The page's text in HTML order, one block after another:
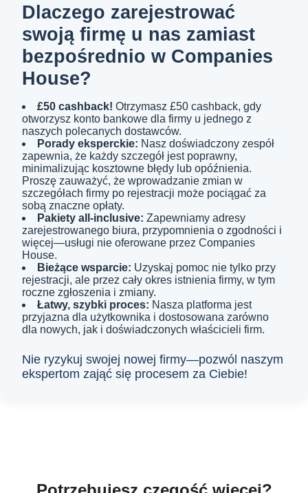
Dlaczego zarejestrować
swoją firmę u nas zamiast
bezpośrednio w Companies
House?
£50 cashback! Otrzymasz £50 cashback, gdy
otworzysz konto bankowe dla firmy u jednego z
naszych polecanych dostawców.
Porady eksperckie: Nasz doświadczony zespół
zapewnia, że każdy szczegół jest poprawny,
minimalizując kosztowne błędy lub opóźnienia.
Proszę zauważyć, że wprowadzanie zmian w
szczegółach firmy po rejestracji może pociągać za
sobą znaczne opłaty.
Pakiety all-inclusive: Zapewniamy adresy
zarejestrowanego biura, przypomnienia o zgodności i
więcej—usługi nie oferowane przez Companies
House.
Bieżące wsparcie: Uzyskaj pomoc nie tylko przy
rejestracji, ale przez cały okres istnienia firmy, w tym
roczne zgłoszenia i zmiany.
Łatwy, szybki proces: Nasza platforma jest
przyjazna dla użytkownika i dostosowana zarówno
dla nowych, jak i doświadczonych właścicieli firm.
Nie ryzykuj swojej nowej firmy—pozwól naszym
ekspertom zająć się procesem za Ciebie!